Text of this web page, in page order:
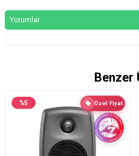
Yorumlar
Benzer
%5 Özel Fiyat